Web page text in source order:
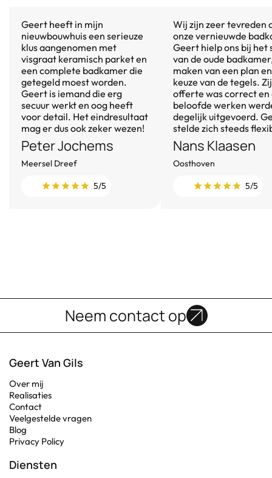
Geert heeft in mijn
nieuwbouwhuis een serieuze
klus aangenomen met
visgraat keramisch parket en
een complete badkamer die
getegeld moest worden.
Geert is iemand die erg
secuur werkt en oog heeft
voor detail. Het eindresultaat
mag er dus ook zeker wezen!
Peter Jochems
Meersel Dreef
5/5
Wij zijn zeer tevreden
onze vernieuwde
Geert hielp ons bij het
van de oude
maken van een plan
keuze van de tegels.
offerte was correct en
beloofde werken
degelijk uitgevoerd.
stelde zich steeds
Nans Klaasen
Oosthoven
5/5
Neem contact op
Geert Van Gils
Over mij
Realisaties
Contact
Veelgestelde vragen
Blog
Privacy Policy
Diensten